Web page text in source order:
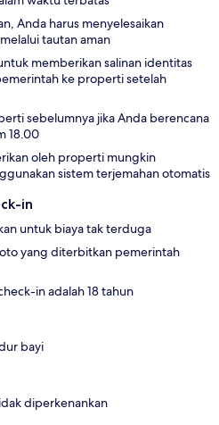
Anda harus menyelesaikan
tautan aman
memberikan salinan identitas
ke properti setelah
sebelumnya jika Anda berencana
18.00
oleh properti mungkin
sistem terjemahan otomatis
in
untuk biaya tak terduga
yang diterbitkan pemerintah
in adalah 18 tahun
bayi
diperkenankan